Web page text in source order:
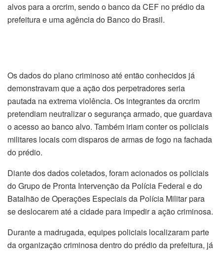
alvos para a orcrim, sendo o banco da CEF no prédio da
prefeitura e uma agência do Banco do Brasil.
Os dados do plano criminoso até então conhecidos já
demonstravam que a ação dos perpetradores seria
pautada na extrema violência. Os integrantes da orcrim
pretendiam neutralizar o segurança armado, que guardava
o acesso ao banco alvo. Também iriam conter os policiais
militares locais com disparos de armas de fogo na fachada
do prédio.
Diante dos dados coletados, foram acionados os policiais
do Grupo de Pronta Intervenção da Polícia Federal e do
Batalhão de Operações Especiais da Polícia Militar para
se deslocarem até a cidade para impedir a ação criminosa.
Durante a madrugada, equipes policiais localizaram parte
da organização criminosa dentro do prédio da prefeitura, já